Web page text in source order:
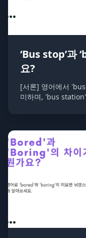
‘Bus stop’과
요?
[서론] 영어에서
미하며, 'bus